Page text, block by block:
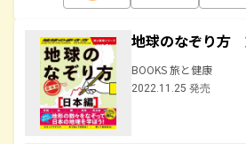
地球のなぞり
BOOKS 旅と健康
2022.11.25 発売